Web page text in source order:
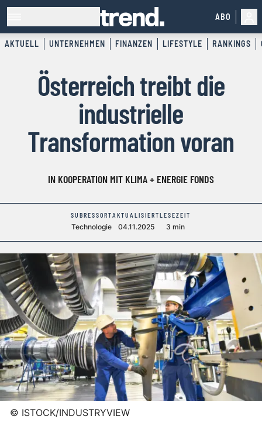
ABO
AKTUELL UNTERNEHMEN FINANZEN LIFESTYLE RANKINGS
Österreich treibt die
industrielle
Transformation voran
IN KOOPERATION MIT KLIMA + ENERGIE FONDS
SUBRESSORT
Technologie
AKTUALISIERT
04.11.2025
LESEZEIT
3 min
© ISTOCK/INDUSTRYVIEW